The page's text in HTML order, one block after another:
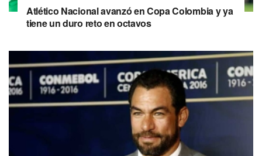
Atlético Nacional avanzó en Copa Colombia y ya
tiene un duro reto en octavos